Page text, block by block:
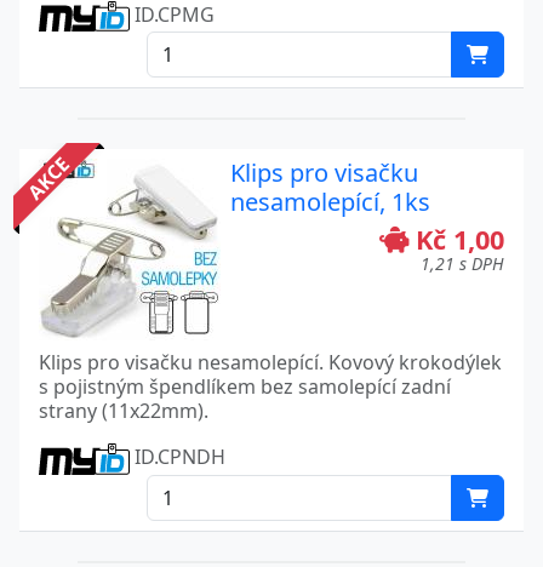
ID.CPMG
AKCE
Klips pro visačku
nesamolepící, 1ks
Kč 1,00
1,21 s DPH
Klips pro visačku nesamolepící. Kovový krokodýlek
s pojistným špendlíkem bez samolepící zadní
strany (11x22mm).
ID.CPNDH